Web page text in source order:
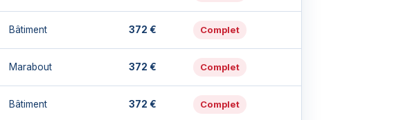
Bâtiment 372 € Complet
Marabout 372 € Complet
Bâtiment 372 € Complet